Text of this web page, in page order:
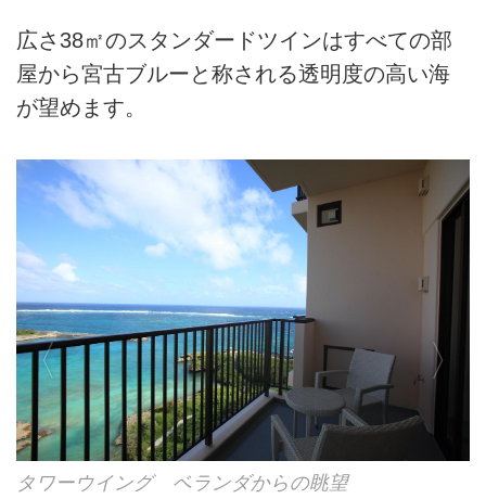
広さ38㎡のスタンダードツインはすべての部
屋から宮古ブルーと称される透明度の高い海
が望めます。
タワーウイング ベランダからの眺望